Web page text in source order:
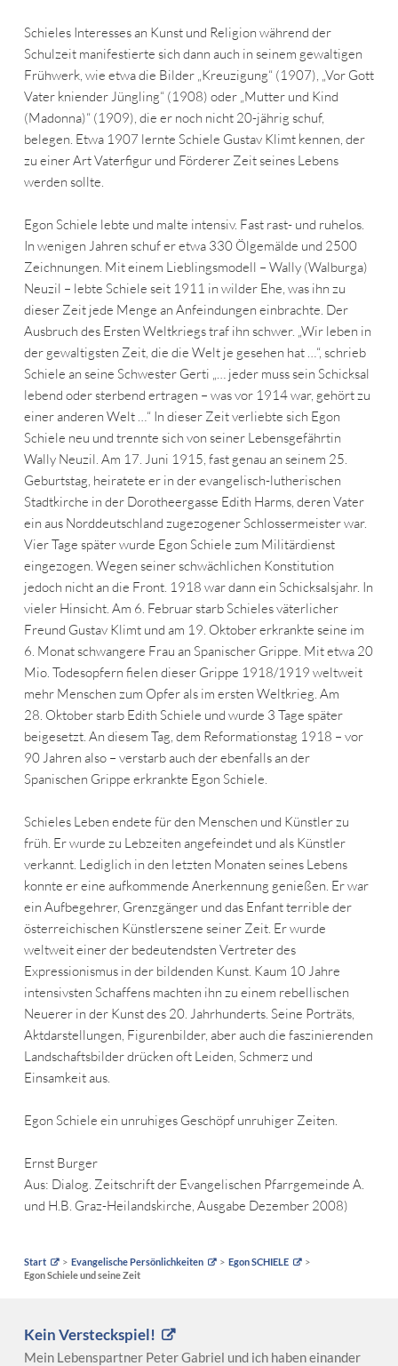
Schieles Interesses an Kunst und Religion während der
Schulzeit manifestierte sich dann auch in seinem gewaltigen
Frühwerk, wie etwa die Bilder „Kreuzigung“ (1907), „Vor Gott
Vater kniender Jüngling“ (1908) oder „Mutter und Kind
(Madonna)“ (1909), die er noch nicht 20-jährig schuf,
belegen. Etwa 1907 lernte Schiele Gustav Klimt kennen, der
zu einer Art Vaterfigur und Förderer Zeit seines Lebens
werden sollte.
Egon Schiele lebte und malte intensiv. Fast rast- und ruhelos.
In wenigen Jahren schuf er etwa 330 Ölgemälde und 2500
Zeichnungen. Mit einem Lieblingsmodell – Wally (Walburga)
Neuzil – lebte Schiele seit 1911 in wilder Ehe, was ihn zu
dieser Zeit jede Menge an Anfeindungen einbrachte. Der
Ausbruch des Ersten Weltkriegs traf ihn schwer. „Wir leben in
der gewaltigsten Zeit, die die Welt je gesehen hat …“, schrieb
Schiele an seine Schwester Gerti „… jeder muss sein Schicksal
lebend oder sterbend ertragen – was vor 1914 war, gehört zu
einer anderen Welt …“ In dieser Zeit verliebte sich Egon
Schiele neu und trennte sich von seiner Lebensgefährtin
Wally Neuzil. Am 17. Juni 1915, fast genau an seinem 25.
Geburtstag, heiratete er in der evangelisch-lutherischen
Stadtkirche in der Dorotheergasse Edith Harms, deren Vater
ein aus Norddeutschland zugezogener Schlossermeister war.
Vier Tage später wurde Egon Schiele zum Militärdienst
eingezogen. Wegen seiner schwächlichen Konstitution
jedoch nicht an die Front. 1918 war dann ein Schicksalsjahr. In
vieler Hinsicht. Am 6. Februar starb Schieles väterlicher
Freund Gustav Klimt und am 19. Oktober erkrankte seine im
6. Monat schwangere Frau an Spanischer Grippe. Mit etwa 20
Mio. Todesopfern fielen dieser Grippe 1918/1919 weltweit
mehr Menschen zum Opfer als im ersten Weltkrieg. Am
28. Oktober starb Edith Schiele und wurde 3 Tage später
beigesetzt. An diesem Tag, dem Reformationstag 1918 – vor
90 Jahren also – verstarb auch der ebenfalls an der
Spanischen Grippe erkrankte Egon Schiele.
Schieles Leben endete für den Menschen und Künstler zu
früh. Er wurde zu Lebzeiten angefeindet und als Künstler
verkannt. Lediglich in den letzten Monaten seines Lebens
konnte er eine aufkommende Anerkennung genießen. Er war
ein Aufbegehrer, Grenzgänger und das Enfant terrible der
österreichischen Künstlerszene seiner Zeit. Er wurde
weltweit einer der bedeutendsten Vertreter des
Expressionismus in der bildenden Kunst. Kaum 10 Jahre
intensivsten Schaffens machten ihn zu einem rebellischen
Neuerer in der Kunst des 20. Jahrhunderts. Seine Porträts,
Aktdarstellungen, Figurenbilder, aber auch die faszinierenden
Landschaftsbilder drücken oft Leiden, Schmerz und
Einsamkeit aus.
Egon Schiele ein unruhiges Geschöpf unruhiger Zeiten.
Ernst Burger
Aus: Dialog. Zeitschrift der Evangelischen Pfarrgemeinde A.
und H.B. Graz-Heilandskirche, Ausgabe Dezember 2008)
Start Evangelische Persönlichkeiten
Egon SCHIELE
Egon Schiele und seine Zeit
Kein Versteckspiel!
Mein Lebenspartner Peter Gabriel und ich haben einander